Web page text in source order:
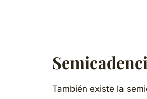
También existe la